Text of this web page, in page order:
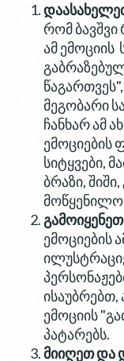
რომ ბავშვი
ამ ემოციის
მეგობარი
ჩანხარ ამ
ემოციების
სიტყვები,
ბრაზი,
ემოციების
ისაუბრებთ,
ემოციის
პატარებს.
მიიღეთ და